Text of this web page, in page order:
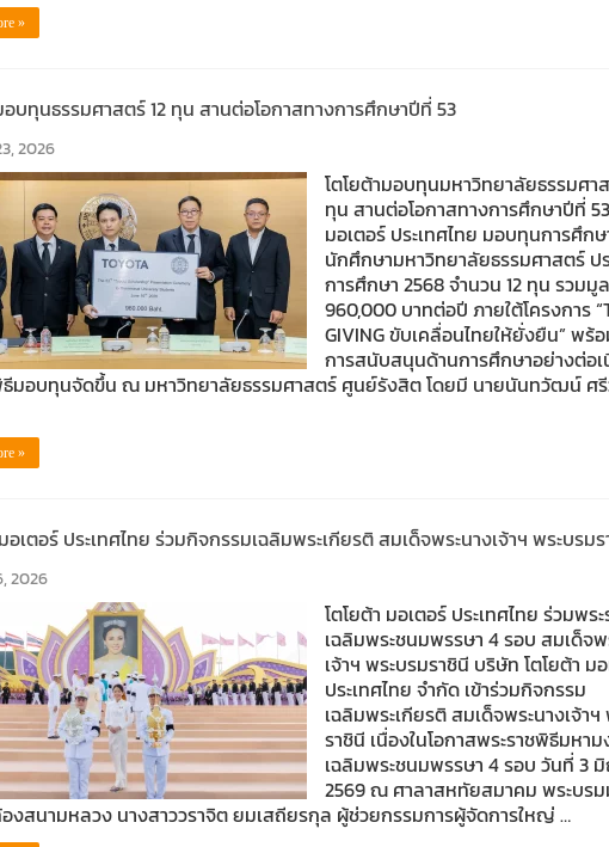
»
อบทุนธรรมศาสตร์ 12 ทุน สานต่อโอกาสทางการศึกษาปีที่ 53
2026
โตโยต้ามอบทุนมหาวิทยาลัยธรรมศา
ทุน สานต่อโอกาสทางการศึกษาปีที่
มอเตอร์ ประเทศไทย มอบทุนการศึก
นักศึกษามหาวิทยาลัยธรรมศาสตร์ ป
การศึกษา 2568 จำนวน 12 ทุน รวมมู
960,000 บาทต่อปี ภายใต้โครงการ
GIVING ขับเคลื่อนไทยให้ยั่งยืน” พร้
การสนับสนุนด้านการศึกษาอย่างต่อเ
มอบทุนจัดขึ้น ณ มหาวิทยาลัยธรรมศาสตร์ ศูนย์รังสิต โดยมี นายนันทวัฒน์ ศ
»
อเตอร์ ประเทศไทย ร่วมกิจกรรมเฉลิมพระเกียรติ สมเด็จพระนางเจ้าฯ พระบรม
2026
โตโยต้า มอเตอร์ ประเทศไทย ร่วมพร
เฉลิมพระชนมพรรษา 4 รอบ สมเด็จพ
เจ้าฯ พระบรมราชินี บริษัท โตโยต้า ม
ประเทศไทย จำกัด เข้าร่วมกิจกรรม
เฉลิมพระเกียรติ สมเด็จพระนางเจ้าฯ
ราชินี เนื่องในโอกาสพระราชพิธีมหา
เฉลิมพระชนมพรรษา 4 รอบ วันที่ 3
2569 ณ ศาลาสหทัยสมาคม พระบรม
งสนามหลวง นางสาววราจิต ยมเสถียรกุล ผู้ช่วยกรรมการผู้จัดการใหญ่ …